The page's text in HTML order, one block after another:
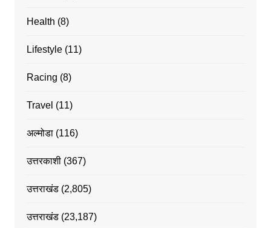
Health (8)
Lifestyle(11)
Racing (8)
Travel (11)
अल्मोडा(116)
उत्तरकाशी(367)
उत्तराखंड(2,805)
उत्तराखंड(23,187)